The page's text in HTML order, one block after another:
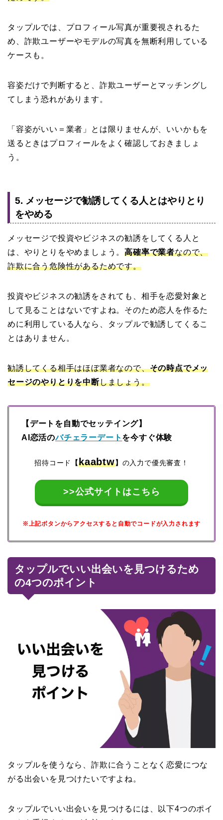
タップルでは、プロフィール写真が重要視されるた
め、詐欺ユーザーやモデルの写真を無断利用している
ケースも。
容姿だけで判断すると、詐欺ユーザーとマッチングし
てしまう恐れがあります。
「容姿がいい＝業者」とは限りませんが、いいかもを
送るときはプロフィールをよく確認しておきましょ
う。
5. メッセージで勧誘してくる人とはやりとり
をやめる
メッセージで投資やビジネスの勧誘をしてくる人と
は、やりとりをやめましょう。高確率で業者なので、
詐欺に合う危険性があるためです。
投資やビジネスの勧誘をされても、相手を恋愛対象と
して見ることはないですよね。そのため恋人を作るた
めに利用している人なら、タップルで勧誘してくるこ
とはありません。
勧誘してくる相手はほぼ業者なので、その時点でメッ
セージのやりとりを中断しましょう。
【デートを自動でセッテイング】
AI恋活のバチェラーデート を今すぐ体験
招待コード 【kaabtw】 の入力で優先審査！
>>公式サイトはこちら
※上記ボタンからアクセスすると自動でコードが入力されます
タップルでいい出会いを見つけるため
の4つのポイント
タップルを使うなら、詐欺に合うことなく恋愛につな
がる出会いを見つけたいですよね。
タップルでいい出会いを見つけるには、以下4つのポイ